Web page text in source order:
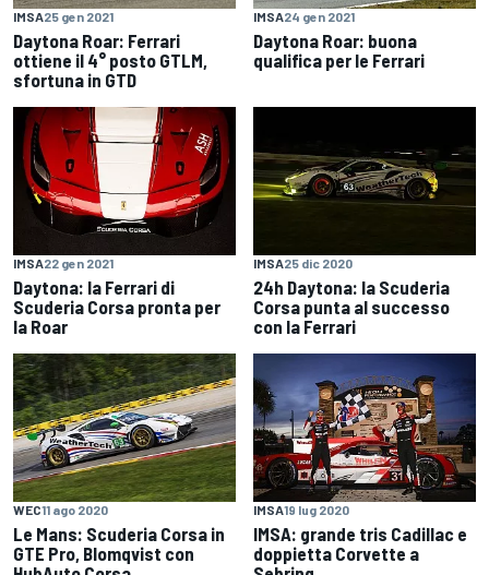
IMSA25 gen 2021
Daytona Roar: Ferrari
ottiene il 4° posto GTLM,
sfortuna in GTD
IMSA24 gen 2021
Daytona Roar: buona
qualifica per le Ferrari
IMSA22 gen 2021
Daytona: la Ferrari di
Scuderia Corsa pronta per
la Roar
IMSA25 dic 2020
24h Daytona: la Scuderia
Corsa punta al successo
con la Ferrari
WEC11 ago 2020
Le Mans: Scuderia Corsa in
GTE Pro, Blomqvist con
IMSA19 lug 2020
IMSA: grande tris Cadillac e
doppietta Corvette a